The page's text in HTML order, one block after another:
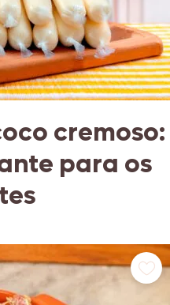
cremoso:
para os